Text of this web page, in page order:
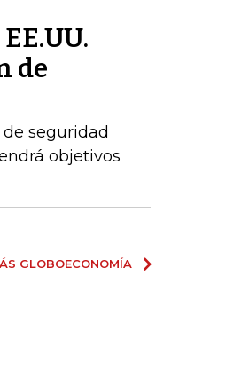
de
seguridad
objetivos
GLOBOECONOMÍA